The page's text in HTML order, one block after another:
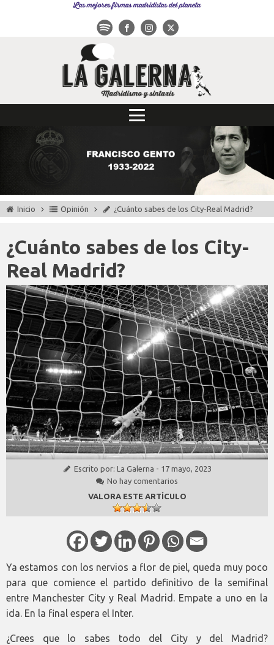
Las mejores firmas madridistas del planeta
Inicio Opinión ¿Cuánto sabes de los City-Real Madrid?
¿Cuánto sabes de los City-
Real Madrid?
Escrito por: La Galerna - 17 mayo, 2023
No hay comentarios
VALORA ESTE ARTÍCULO
Ya estamos con los nervios a flor de piel, queda muy poco
para que comience el partido definitivo de la semifinal
entre Manchester City y Real Madrid. Empate a uno en la
ida. En la final espera el Inter.
¿Crees que lo sabes todo del City y del Madrid?